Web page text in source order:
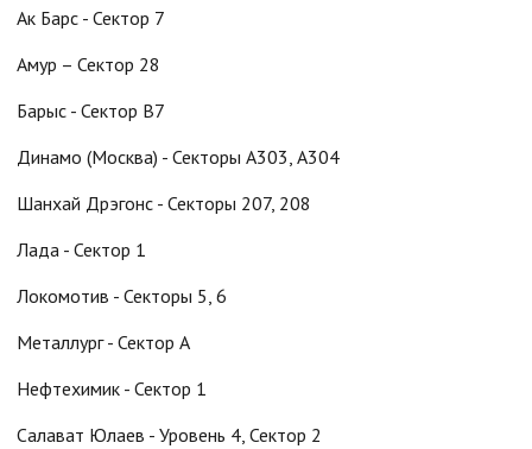
Ак Барс - Сектор 7
Амур – Сектор 28
Барыс - Сектор B7
Динамо (Москва) - Секторы А303, А304
Шанхай Дрэгонс - Секторы 207, 208
Лада - Сектор 1
Локомотив - Секторы 5, 6
Металлург - Сектор А
Нефтехимик - Сектор 1
Салават Юлаев - Уровень 4, Сектор 2